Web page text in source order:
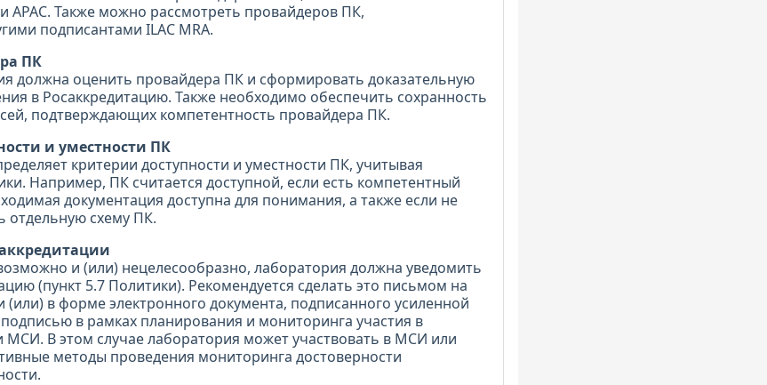
APAC. Также можно рассмотреть провайдеров ПК,
подписантами ILAC MRA.
ПК
должна оценить провайдера ПК и сформировать доказательную
в Росаккредитацию. Также необходимо обеспечить сохранность
подтверждающих компетентность провайдера ПК.
и уместности ПК
критерии доступности и уместности ПК, учитывая
Например, ПК считается доступной, если есть компетентный
документация доступна для понимания, а также если не
отдельную схему ПК.
и (или) нецелесообразно, лаборатория должна уведомить
(пункт 5.7 Политики). Рекомендуется сделать это письмом на
в форме электронного документа, подписанного усиленной
в рамках планирования и мониторинга участия в
В этом случае лаборатория может участвовать в МСИ или
методы проведения мониторинга достоверности